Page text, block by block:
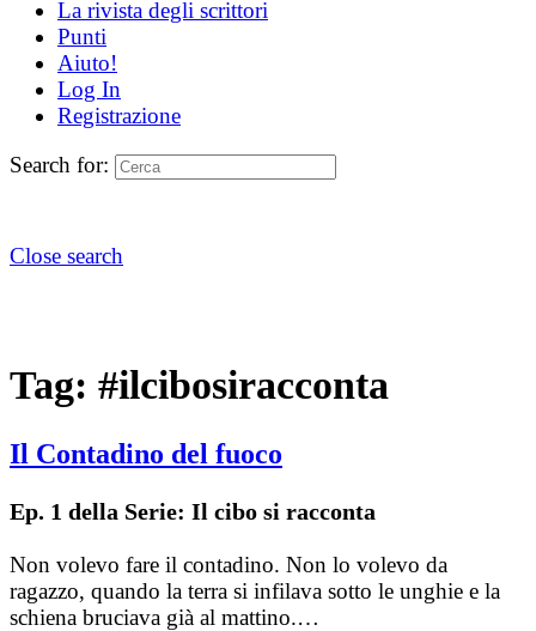
La rivista degli scrittori
Punti
Aiuto!
Log In
Registrazione
Search for:
Close search
Tag: #ilcibosiracconta
Il Contadino del fuoco
Ep. 1 della Serie: Il cibo si racconta
Non volevo fare il contadino. Non lo volevo da
ragazzo, quando la terra si infilava sotto le unghie e la
schiena bruciava già al mattino.…